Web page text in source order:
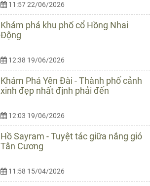
11:57 22/06/2026
Khám phá khu phố cổ Hồng Nhai
Động
12:38 19/06/2026
Khám Phá Yên Đài - Thành phố cảnh
xinh đẹp nhất định phải đến
12:03 19/06/2026
Hồ Sayram - Tuyệt tác giữa nắng gió
Tân Cương
11:58 15/04/2026